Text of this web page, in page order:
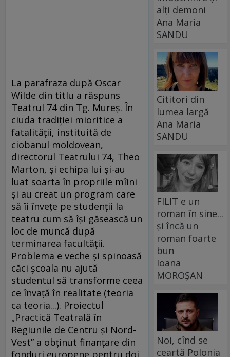
La parafraza după Oscar
Wilde din titlu a răspuns
Teatrul 74 din Tg. Mureş. În
ciuda tradiţiei mioritice a
fatalităţii, instituită de
ciobanul moldovean,
directorul Teatrului 74, Theo
Marton, şi echipa lui şi-au
luat soarta în propriile mîini
şi au creat un program care
să îi înveţe pe studenţii la
teatru cum să îşi găsească un
loc de muncă după
terminarea facultăţii.
Problema e veche şi spinoasă
căci şcoala nu ajută
studentul să transforme ceea
ce învaţă în realitate (teoria
ca teoria...). Proiectul
„Practică Teatrală în
Regiunile de Centru şi Nord-
Vest” a obţinut finanţare din
fonduri europene pentru doi
alți demoni
Ana Maria
SANDU
Cititori din
lumea largă
Ana Maria
SANDU
FILIT e un
roman în sine...
și încă un
roman foarte
bun
Ioana
MOROȘAN
Noi, cînd se
ceartă Polonia